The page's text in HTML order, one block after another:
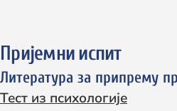
Пријемни испит
Литература за припрему
Тест из психологије